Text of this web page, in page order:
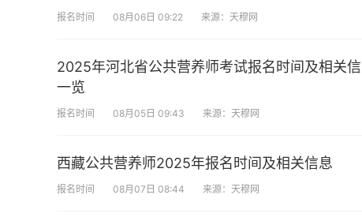
报名时间 08月06日 09:22 来源：天穆网
2025年河北省公共营养师考试报名时间及相关
一览
报名时间 08月05日 09:43 来源：天穆网
西藏公共营养师2025年报名时间及相关信息
报名时间 08月07日 08:44 来源：天穆网